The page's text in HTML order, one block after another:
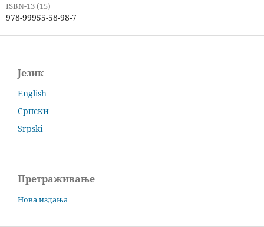
ISBN-13 (15)
978-99955-58-98-7
Језик
English
Српски
Srpski
Претраживање
Нова издања